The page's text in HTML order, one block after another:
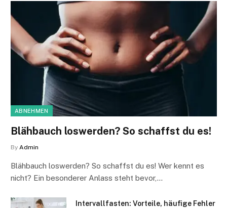
ABNEHMEN
Blähbauch loswerden? So schaffst du es!
By Admin
Blähbauch loswerden? So schaffst du es! Wer kennt es
nicht? Ein besonderer Anlass steht bevor,…
Intervallfasten: Vorteile, häufige Fehler